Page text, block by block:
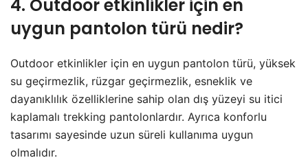
4. Outdoor etkinlikler için en
uygun pantolon türü nedir?
Outdoor etkinlikler için en uygun pantolon türü, yüksek
su geçirmezlik, rüzgar geçirmezlik, esneklik ve
dayanıklılık özelliklerine sahip olan dış yüzeyi su itici
kaplamalı trekking pantolonlardır. Ayrıca konforlu
tasarımı sayesinde uzun süreli kullanıma uygun
olmalıdır.